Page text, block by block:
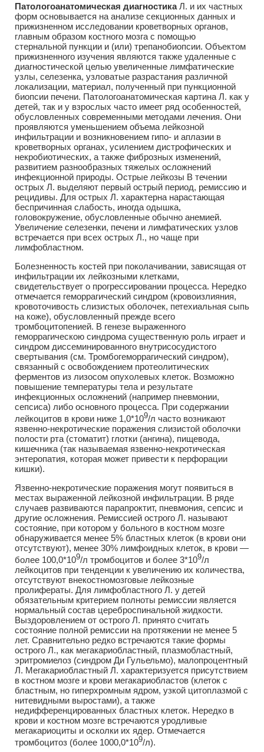
Патологоанатомическая диагностикаЛ. и их частных
форм основывается на анализе секционных данных и
прижизненном исследовании кроветворных органов,
главным образом костного мозга с помощью
стернальной пункции и (или) трепанобиопсии. Объектом
прижизненного изучения являются также удаленные с
диагностической целью увеличенные лимфатические
узлы, селезенка, узловатые разрастания различной
локализации, материал, полученный при пункционной
биопсии печени. Патологоанатомическая картина Л. как у
детей, так и у взрослых часто имеет ряд особенностей,
обусловленных современными методами лечения. Они
проявляются уменьшением объема лейкозной
инфильтрации и возникновением гипо- и аплазии в
кроветворных органах, усилением дистрофических и
некробиотических, а также фиброзных изменений,
развитием разнообразных тяжелых осложнений
инфекционной природы. Острые лейкозы В течении
острых Л. выделяют первый острый период, ремиссию и
рецидивы. Для острых Л. характерна нарастающая
беспричинная слабость, иногда одышка,
головокружение, обусловленные обычно анемией.
Увеличение селезенки, печени и лимфатических узлов
встречается при всех острых Л., но чаще при
лимфобластном.
Болезненность костей при поколачивании, зависящая от
инфильтрации их лейкозными клетками,
свидетельствует о прогрессировании процесса. Нередко
отмечается геморрагический синдром (кровоизлияния,
кровоточивость слизистых оболочек, петехиальная сыпь
на коже), обусловленный прежде всего
тромбоцитопенией. В генезе выраженного
геморрагическою синдрома существенную роль играет и
синдром диссеминированного внутрисосудистого
свертывания (см. Тромбогеморрагический синдром),
связанный с освобождением протеолитических
ферментов из лизосом опухолевых клеток. Возможно
повышение температуры тела и результате
инфекционных осложнений (например пневмонии,
сепсиса) либо основного процесса. При содержании
лейкоцитов в крови ниже 1,0*109/л часто возникают
язвенно-некротические поражения слизистой оболочки
полости рта (стоматит) глотки (ангина), пищевода,
кишечника (так называемая язвенно-некротическая
энтеропатия, которая может привести к перфорации
кишки).
Язвенно-некротические поражения могут появиться в
местах выраженной лейкозной инфильтрации. В ряде
случаев развиваются парапроктит, пневмония, сепсис и
другие осложнения. Ремиссией острого Л. называют
состояние, при котором у больного в костном мозге
обнаруживается менее 5% бластных клеток (в крови они
отсутствуют), менее 30% лимфоидных клеток, в крови —
более 100,0*109/л тромбоцитов и более 3*109/л
лейкоцитов при тенденции к увеличению их количества,
отсутствуют внекостномозговые лейкозные
пролифераты. Для лимфобластного Л. у детей
обязательным критерием полноты ремиссии является
нормальный состав цереброспинальной жидкости.
Выздоровлением от острого Л. принято считать
состояние полной ремиссии на протяжении не менее 5
лет. Сравнительно редко встречаются такие формы
острого Л., как мегакариобластный, плазмобластный,
эритромиелоз (синдром Ди Гульельмо), малопроцентный
Л. Мегакариобластный Л. характеризуется присутствием
в костном мозге и крови мегакариобластов (клеток с
бластным, но гиперхромным ядром, узкой цитоплазмой с
нитевидными выростами), а также
недифференцированных бластных клеток. Нередко в
крови и костном мозге встречаются уродливые
мегакариоциты и осколки их ядер. Отмечается
тромбоцитоз (более 1000,0*109/л).